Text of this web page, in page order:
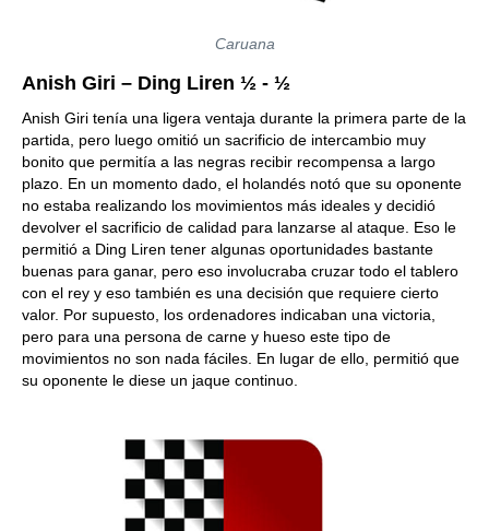
Caruana
Anish Giri – Ding Liren ½ - ½
Anish Giri tenía una ligera ventaja durante la primera parte de la
partida, pero luego omitió un sacrificio de intercambio muy
bonito que permitía a las negras recibir recompensa a largo
plazo. En un momento dado, el holandés notó que su oponente
no estaba realizando los movimientos más ideales y decidió
devolver el sacrificio de calidad para lanzarse al ataque. Eso le
permitió a Ding Liren tener algunas oportunidades bastante
buenas para ganar, pero eso involucraba cruzar todo el tablero
con el rey y eso también es una decisión que requiere cierto
valor. Por supuesto, los ordenadores indicaban una victoria,
pero para una persona de carne y hueso este tipo de
movimientos no son nada fáciles. En lugar de ello, permitió que
su oponente le diese un jaque continuo.